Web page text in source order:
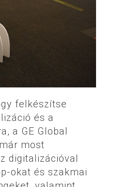
felkészítse
és a
a GE Global
most
digitalizációval
okat és szakmai